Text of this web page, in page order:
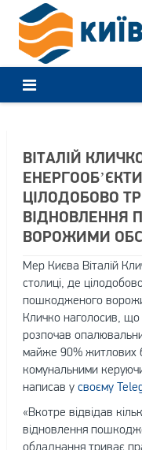
content
ВІТАЛІЙ
ЦІЛОДОБОВО
ВІДНОВЛЕННЯ
ВОРОЖИМИ
Мер Києва Віталій
столиці, де
пошкодженого
Кличко наголосив,
розпочав
майже 90% житлових
комунальними
написав у своєму
«Вкотре відвідав
відновлення
обладнання триває